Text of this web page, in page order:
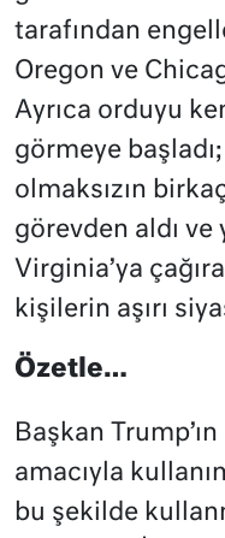
tarafından
Oregon ve
Ayrıca orduyu
görmeye
olmaksızın
görevden aldı
Virginia’ya
kişilerin aşırı
Özetle…
Başkan
amacıyla
bu şekilde